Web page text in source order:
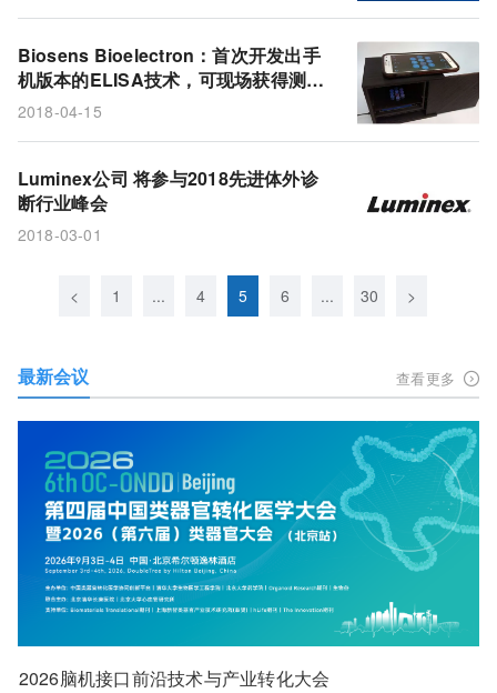
Biosens Bioelectron：首次开发出手
机版本的ELISA技术，可现场获得测试
结果
2018-04-15
Luminex公司 将参与2018先进体外诊
断行业峰会
2018-03-01
< 1 ... 4 5 6 ... 30 >
最新会议 查看更多
2026脑机接口前沿技术与产业转化大会